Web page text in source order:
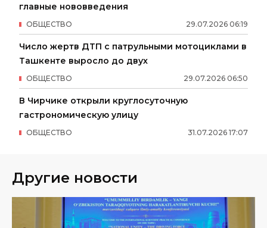
главные нововведения
29.07.2026 06:19
ОБЩЕСТВО
Число жертв ДТП с патрульными мотоциклами в
Ташкенте выросло до двух
29.07.2026 06:50
ОБЩЕСТВО
В Чирчике открыли круглосуточную
гастрономическую улицу
31.07.2026 17:07
ОБЩЕСТВО
Другие новости